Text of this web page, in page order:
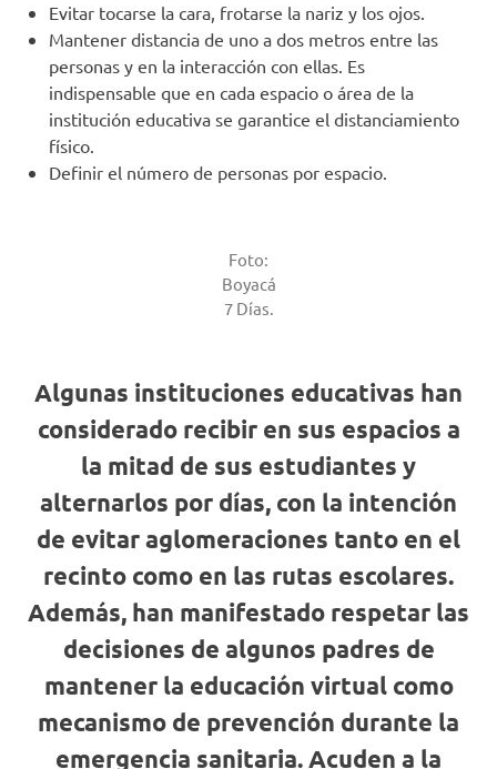
Evitar tocarse la cara, frotarse la nariz y los ojos.
Mantener distancia de uno a dos metros entre las
personas y en la interacción con ellas. Es
indispensable que en cada espacio o área de la
institución educativa se garantice el distanciamiento
físico.
Definir el número de personas por espacio.
Foto:
Boyacá
7 Días.
Algunas instituciones educativas han
considerado recibir en sus espacios a
la mitad de sus estudiantes y
alternarlos por días, con la intención
de evitar aglomeraciones tanto en el
recinto como en las rutas escolares.
Además, han manifestado respetar las
decisiones de algunos padres de
mantener la educación virtual como
mecanismo de prevención durante la
emergencia sanitaria. Acuden a la